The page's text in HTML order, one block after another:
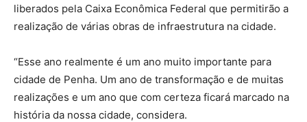
liberados pela Caixa Econômica Federal que permitirão a
realização de várias obras de infraestrutura na cidade.
“Esse ano realmente é um ano muito importante para
cidade de Penha. Um ano de transformação e de muitas
realizações e um ano que com certeza ficará marcado na
história da nossa cidade, considera.